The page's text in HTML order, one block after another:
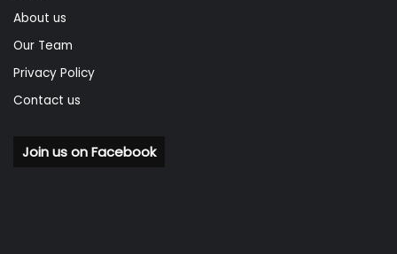
About us
Our Team
Privacy Policy
Contact us
Join us on Facebook